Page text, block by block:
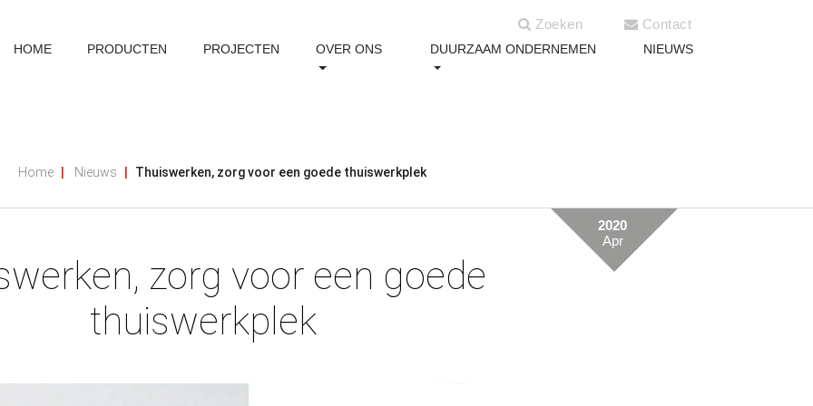
Zoeken Contact
HOME PRODUCTEN PROJECTEN OVER ONS DUURZAAM ONDERNEMEN NIEUWS
Home Nieuws Thuiswerken, zorg voor een goede thuiswerkplek
2020
Apr
zorg voor een goede
thuiswerkplek